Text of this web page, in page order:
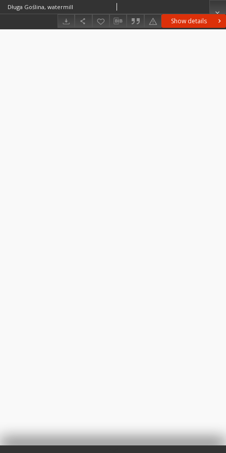
Show details
Długa Goślina, watermill